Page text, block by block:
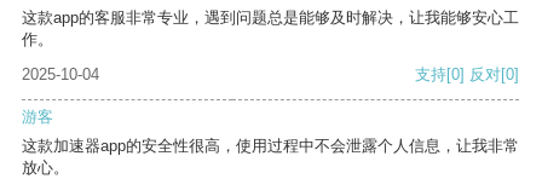
这款app的客服非常专业，遇到问题总是能够及时解决，让我能够安心工
作。
2025-10-04
支持[0] 反对[0]
游客
这款加速器app的安全性很高，使用过程中不会泄露个人信息，让我非常
放心。